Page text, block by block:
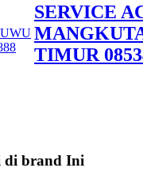
SERVICE
TIMUR
di brand Ini